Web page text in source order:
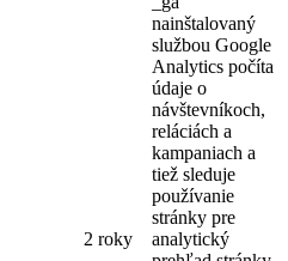
2 roky
nainštalovaný
službou Google
Analytics počíta
údaje o
návštevníkoch,
reláciách a
kampaniach a
tiež sleduje
používanie
stránky pre
analytický